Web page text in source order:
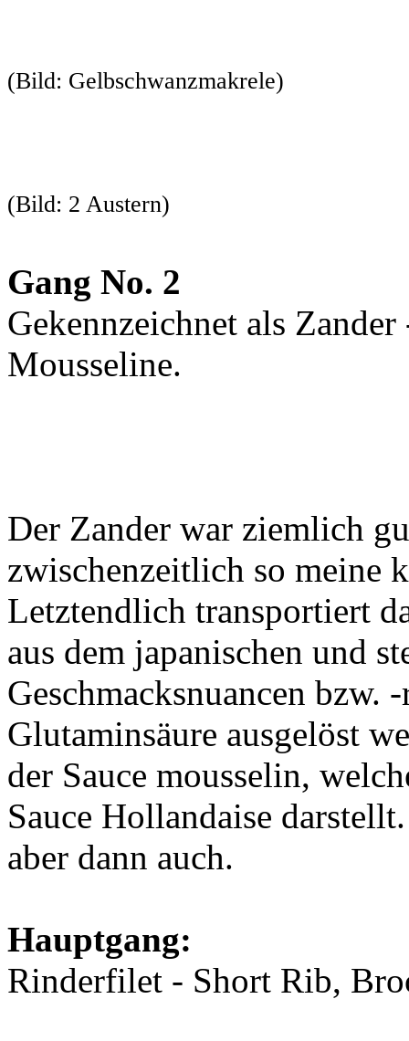
(Bild: Gelbschwanzmakrele)
(Bild: 2 Austern)
Gang No. 2
Gekennzeichnet als
Mousseline.
Der Zander war ziemlich
zwischenzeitlich so meine
Letztendlich transportiert
aus dem japanischen und
Geschmacksnuancen bzw.
Glutaminsäure ausgelöst
der Sauce mousselin,
Sauce Hollandaise
aber dann auch.
Hauptgang:
Rinderfilet - Short Rib,